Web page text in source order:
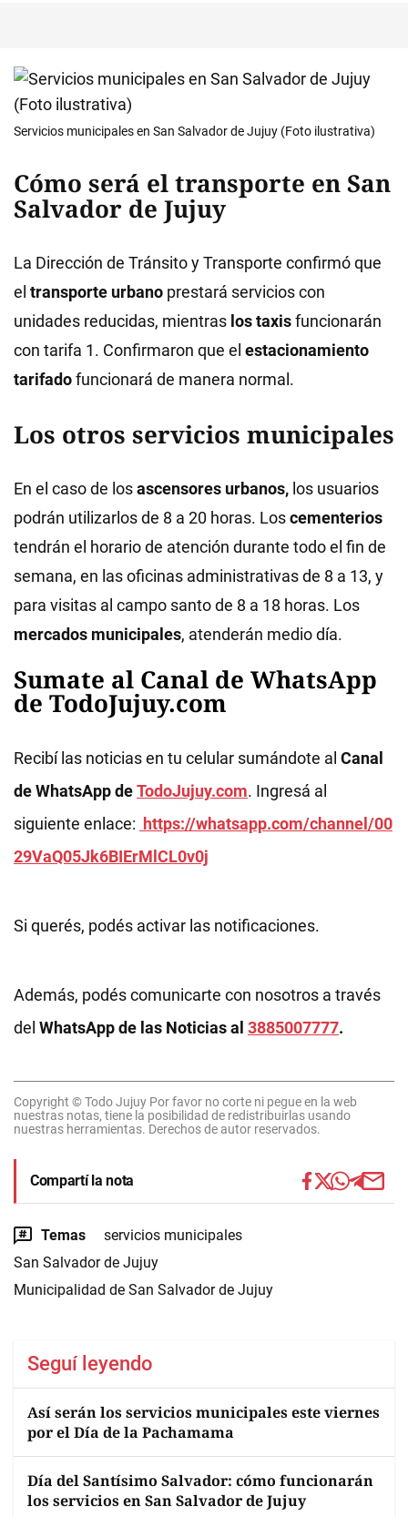
Servicios municipales en San Salvador de Jujuy (Foto ilustrativa)
Cómo será el transporte en San
Salvador de Jujuy
La Dirección de Tránsito y Transporte confirmó que
el transporte urbano prestará servicios con
unidades reducidas, mientras los taxisfuncionarán
con tarifa 1. Confirmaron que el estacionamiento
tarifadofuncionará de manera normal.
Los otros servicios municipales
En el caso de losascensores urbanos, los usuarios
podrán utilizarlos de 8 a 20 horas. Loscementerios
tendrán el horario de atención durante todo el fin de
semana, en las oficinas administrativas de 8 a 13, y
para visitas al campo santo de 8 a 18 horas. Los
mercados municipales, atenderán medio día.
Sumate al Canal de WhatsApp
de TodoJujuy.com
Recibí las noticias en tu celular sumándote al Canal
de WhatsApp deTodoJujuy.com. Ingresá al
siguiente enlace: https://whatsapp.com/channel/00
29VaQ05Jk6BIErMlCL0v0j
Si querés, podés activar las notificaciones.
Además, podés comunicarte con nosotros a través
del WhatsApp de las Noticias al 3885007777.
Copyright © Todo Jujuy Por favor no corte ni pegue en la web
nuestras notas, tiene la posibilidad de redistribuirlas usando
nuestras herramientas. Derechos de autor reservados.
Compartí la nota
Temas
servicios municipales
San Salvador de Jujuy
Municipalidad de San Salvador de Jujuy
Seguí leyendo
Así serán los servicios municipales este viernes
por el Día de la Pachamama
Día del Santísimo Salvador: cómo funcionarán
los servicios en San Salvador de Jujuy